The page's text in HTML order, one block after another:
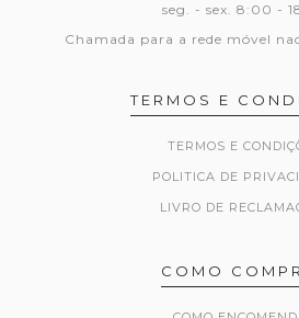
seg. - sex. 8:00 -
Chamada para a rede móvel
TERMOS E
TERMOS E
POLITICA DE
LIVRO DE
COMO